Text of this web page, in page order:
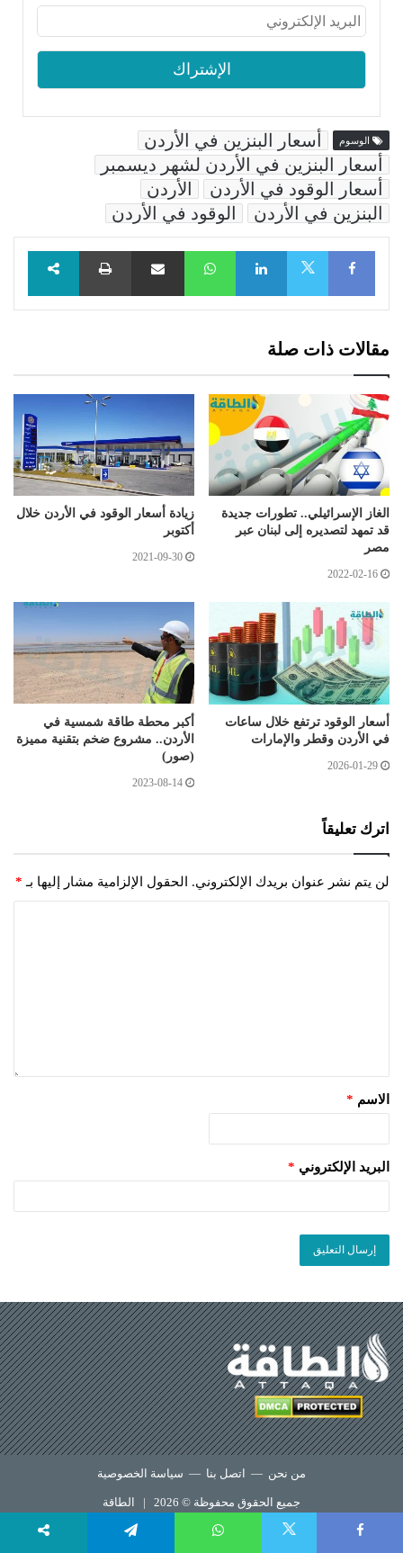
الوسوم
أسعار البنزين في الأردن
أسعار البنزين في الأردن لشهر ديسمبر
أسعار الوقود في الأردن
الأردن
البنزين في الأردن
الوقود في الأردن
Facebook
LinkedIn
WhatsAppمشاركة عبر البريد طباعة
مقالات ذات صلة
الغاز الإسرائيلي.. تطورات جديدة
قد تمهد لتصديره إلى لبنان عبر
مصر
2022-02-16
زيادة أسعار الوقود في الأردن خلال
أكتوبر
2021-09-30
أسعار الوقود ترتفع خلال ساعات
في الأردن وقطر والإمارات
2026-01-29
أكبر محطة طاقة شمسية في
الأردن.. مشروع ضخم بتقنية مميزة
(صور)
2023-08-14
اترك تعليقاً
لن يتم نشر عنوان بريدك الإلكتروني. الحقول الإلزامية مشار إليها بـ *
الاسم *
البريد الإلكتروني *
من نحن — اتصل بنا — سياسة الخصوصية
جميع الحقوق محفوظة © 2026 | الطاقة